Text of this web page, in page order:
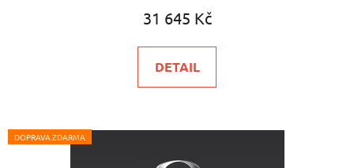
produktu
5,0
z
31 645 Kč
DETAIL
DOPRAVA ZDARMA